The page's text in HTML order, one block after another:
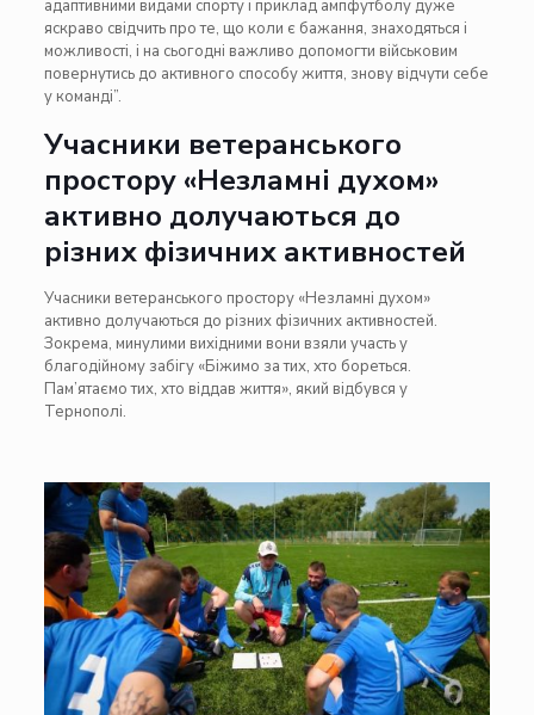
адаптивними видами спорту і приклад ампфутболу дуже
яскраво свідчить про те, що коли є бажання, знаходяться і
можливості, і на сьогодні важливо допомогти військовим
повернутись до активного способу життя, знову відчути себе
у команді”.
Учасники ветеранського
простору «Незламні духом»
активно долучаються до
різних фізичних активностей
Учасники ветеранського простору «Незламні духом»
активно долучаються до різних фізичних активностей.
Зокрема, минулими вихідними вони взяли участь у
благодійному забігу «Біжимо за тих, хто бореться.
Пам’ятаємо тих, хто віддав життя», який відбувся у
Тернополі.